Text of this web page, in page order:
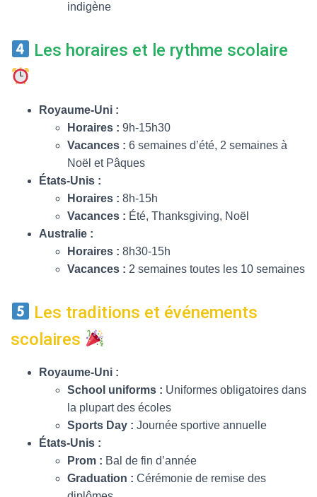
indigène
Les horaires et le rythme scolaire
Royaume-Uni :
Horaires : 9h-15h30
Vacances : 6 semaines d’été, 2 semaines à
Noël et Pâques
États-Unis :
Horaires : 8h-15h
Vacances : Été, Thanksgiving, Noël
Australie :
Horaires : 8h30-15h
Vacances : 2 semaines toutes les 10 semaines
Les traditions et événements
scolaires
Royaume-Uni :
School uniforms : Uniformes obligatoires dans
la plupart des écoles
Sports Day : Journée sportive annuelle
États-Unis :
Prom : Bal de fin d’année
Graduation : Cérémonie de remise des